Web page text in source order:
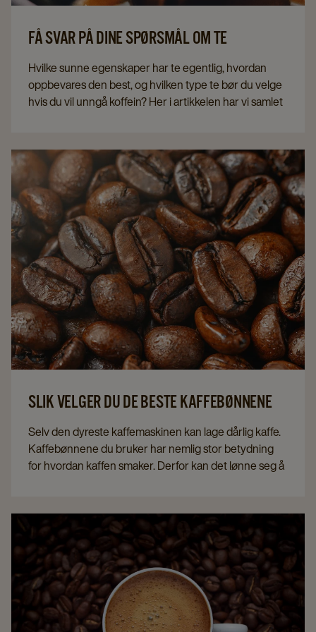
FÅ SVAR PÅ DINE SPØRSMÅL OM TE
Hvilke sunne egenskaper har te egentlig, hvordan
oppbevares den best, og hvilken type te bør du velge
hvis du vil unngå koffein? Her i artikkelen har vi samlet
SLIK VELGER DU DE BESTE KAFFEBØNNENE
Selv den dyreste kaffemaskinen kan lage dårlig kaffe.
Kaffebønnene du bruker har nemlig stor betydning
for hvordan kaffen smaker. Derfor kan det lønne seg å
det store utvalget? Det får du svar på her, der vi har
satt sammen en veiledning til hva du må være
oppmerksom på når du kjøper bønner til kaffemaskin
på kontoret.